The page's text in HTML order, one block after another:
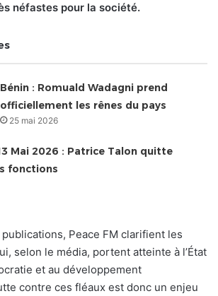
néfastes pour la société.
Bénin : Romuald Wadagni prend
officiellement les rênes du pays
25 mai 2026
Mai 2026 : Patrice Talon quitte
fonctions
publications, Peace FM clarifient les
selon le média, portent atteinte à l’État
et au développement
contre ces fléaux est donc un enjeu